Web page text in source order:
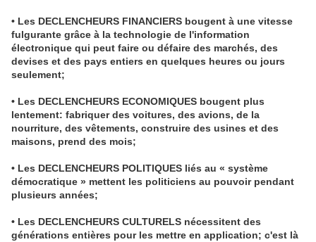
• Les DECLENCHEURS FINANCIERS bougent à une vitesse
fulgurante grâce à la technologie de l'information
électronique qui peut faire ou défaire des marchés, des
devises et des pays entiers en quelques heures ou jours
seulement;
• Les DECLENCHEURS ECONOMIQUES bougent plus
lentement: fabriquer des voitures, des avions, de la
nourriture, des vêtements, construire des usines et des
maisons, prend des mois;
• Les DECLENCHEURS POLITIQUES liés au « système
démocratique » mettent les politiciens au pouvoir pendant
plusieurs années;
• Les DECLENCHEURS CULTURELS nécessitent des
générations entières pour les mettre en application; c'est là